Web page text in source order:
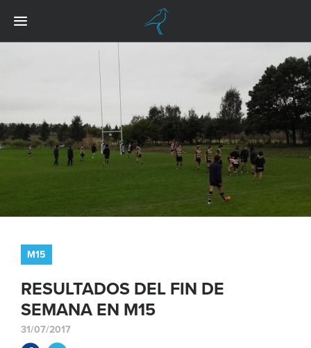
M15
RESULTADOS DEL FIN DE
SEMANA EN M15
31/07/2017